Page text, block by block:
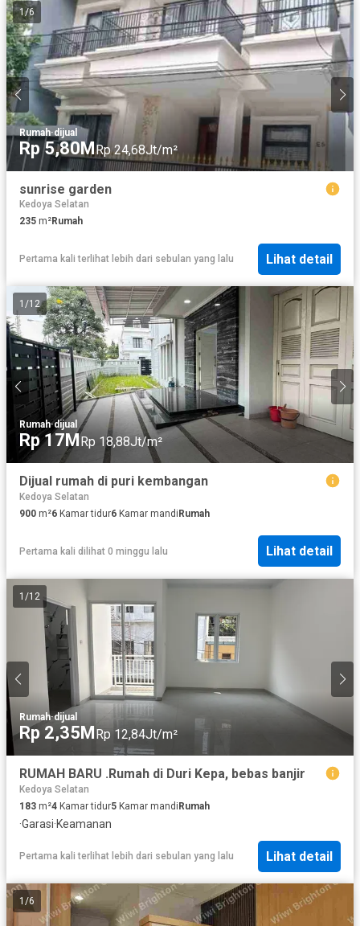
1 /6
Rumah·dijual
Rp 5,80MRp 24,68Jt/m²
sunrise garden
Kedoya Selatan
235 m²Rumah
Pertama kali terlihat lebih dari sebulan yang lalu Lihat detail
1 /12
Rumah·dijual
Rp 17MRp 18,88Jt/m²
Dijual rumah di puri kembangan
Kedoya Selatan
900 m²6 Kamar tidur6 Kamar mandi Rumah
Pertama kali dilihat 0 minggu lalu Lihat detail
1 /12
Rumah·dijual
Rp 2,35MRp 12,84Jt/m²
RUMAH BARU .Rumah di Duri Kepa, bebas banjir
Kedoya Selatan
183 m²4 Kamar tidur5 Kamar mandiRumah
·Garasi·Keamanan
Pertama kali terlihat lebih dari sebulan yang lalu Lihat detail
1 /6